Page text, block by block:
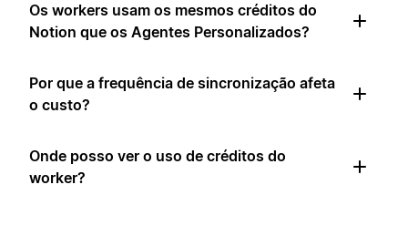
Os workers usam os mesmos créditos do
Notion que os Agentes Personalizados?
Por que a frequência de sincronização afeta
o custo?
Onde posso ver o uso de créditos do
worker?